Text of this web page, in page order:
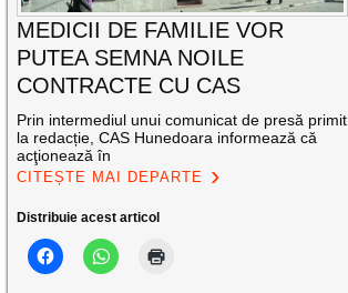
MEDICII DE FAMILIE VOR
PUTEA SEMNA NOILE
CONTRACTE CU CAS
Prin intermediul unui comunicat de presă primit
la redacție, CAS Hunedoara informează că
acţionează în
CITEȘTE MAI DEPARTE
Distribuie acest articol